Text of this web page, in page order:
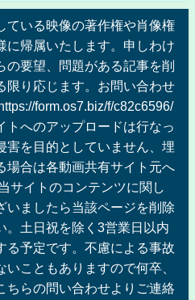
ている映像の著作権や肖像権
に帰属いたします。申しわけ
の要望、問題がある記事を削
限り応じます。お問い合わせ
form.os7.biz/f/c82c6596/
トへのアップロードは行なっ
害を目的としていません、埋
場合は各動画共有サイト元へ
サイトのコンテンツに関し
いましたら当該ページを削除
。土日祝を除く3営業日以内
る予定です。不慮による事故
こともありますので何卒、
ちらの問い合わせよりご連絡